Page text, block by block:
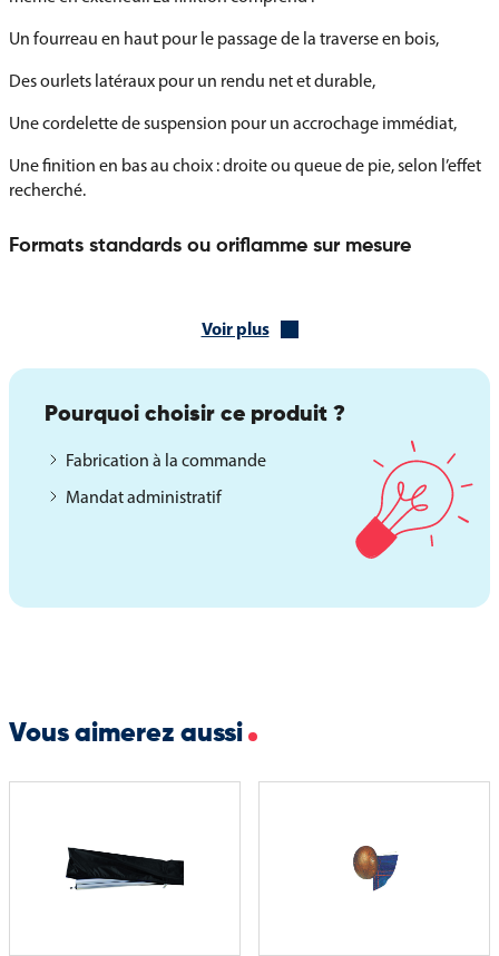
Un fourreau en haut pour le passage de la traverse en bois,
Des ourlets latéraux pour un rendu net et durable,
Une cordelette de suspension pour un accrochage immédiat,
Une finition en bas au choix : droite ou queue de pie, selon l’effet
recherché.
Formats standards ou oriflamme sur mesure
spécifiques, nous proposons la fabrication sur mesure avec
historique, etc.).
Ce modèle est une solution sobre, élégante et professionnelle
pour afficher les couleurs nationales dans vos environnements
publics ou cérémoniels.
Voir plus
Pourquoi choisir ce produit ?
Fabrication à la commande
Mandat administratif
Vous aimerez aussi